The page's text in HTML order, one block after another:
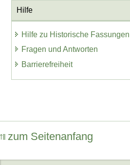
Hilfe
Hilfe zu Historische Fassungen
Fragen und Antworten
Barrierefreiheit
zum Seitenanfang